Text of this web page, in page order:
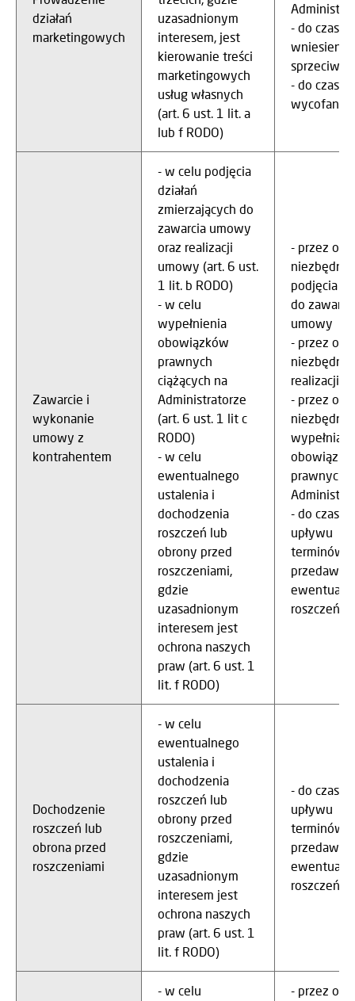
działań
marketingowych
uzasadnionym
interesem, jest
kierowanie treści
marketingowych
usług własnych
(art. 6 ust. 1 lit. a
lub f RODO)
- do czasu
wniesienia
sprzeciwu
- do czasu
wycofania
Zawarcie i
wykonanie
umowy z
kontrahentem
- w celu podjęcia
działań
zmierzających do
zawarcia umowy
oraz realizacji
umowy (art. 6 ust.
1 lit. b RODO)
- w celu
wypełnienia
obowiązków
prawnych
ciążących na
Administratorze
(art. 6 ust. 1 lit c
RODO)
- w celu
ewentualnego
ustalenia i
dochodzenia
roszczeń lub
obrony przed
roszczeniami,
gdzie
uzasadnionym
interesem jest
ochrona naszych
praw (art. 6 ust. 1
lit. f RODO)
- przez
niezbędny
podjęcia
do
umowy
- przez
niezbędny
realizacji
- przez
niezbędny
prawnych
- do czasu
upływu
terminów
roszczeń
Dochodzenie
roszczeń lub
obrona przed
roszczeniami
- w celu
ewentualnego
ustalenia i
dochodzenia
roszczeń lub
obrony przed
roszczeniami,
gdzie
uzasadnionym
interesem jest
ochrona naszych
praw (art. 6 ust. 1
lit. f RODO)
- do czasu
upływu
terminów
roszczeń
- w celu
- przez